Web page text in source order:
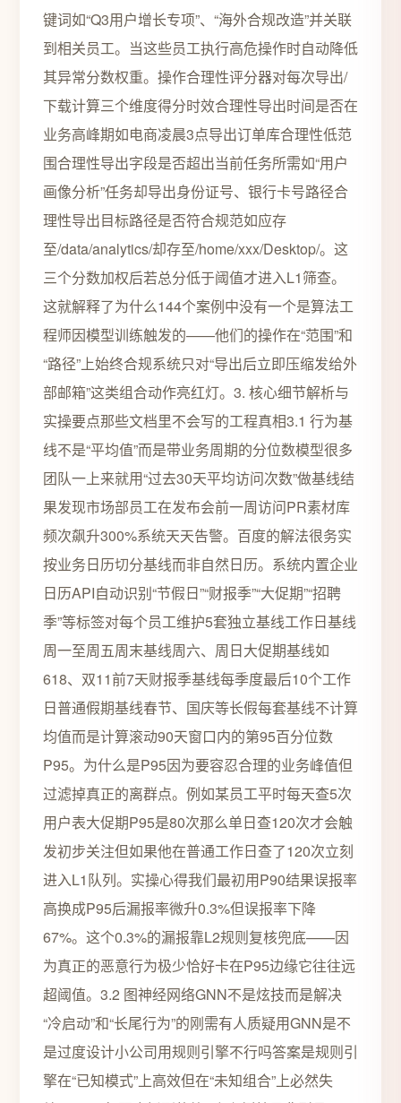
键词如“Q3用户增长专项”、“海外合规改造”并关联
到相关员工。当这些员工执行高危操作时自动降低
其异常分数权重。操作合理性评分器对每次导出/
下载计算三个维度得分时效合理性导出时间是否在
业务高峰期如电商凌晨3点导出订单库合理性低范
围合理性导出字段是否超出当前任务所需如“用户
画像分析”任务却导出身份证号、银行卡号路径合
理性导出目标路径是否符合规范如应存
至/data/analytics/却存至/home/xxx/Desktop/。这
三个分数加权后若总分低于阈值才进入L1筛查。
这就解释了为什么144个案例中没有一个是算法工
程师因模型训练触发的——他们的操作在“范围”和
“路径”上始终合规系统只对“导出后立即压缩发给外
部邮箱”这类组合动作亮红灯。3. 核心细节解析与
实操要点那些文档里不会写的工程真相3.1 行为基
线不是“平均值”而是带业务周期的分位数模型很多
团队一上来就用“过去30天平均访问次数”做基线结
果发现市场部员工在发布会前一周访问PR素材库
频次飙升300%系统天天告警。百度的解法很务实
按业务日历切分基线而非自然日历。系统内置企业
日历API自动识别“节假日”“财报季”“大促期”“招聘
季”等标签对每个员工维护5套独立基线工作日基线
周一至周五周末基线周六、周日大促期基线如
618、双11前7天财报季基线每季度最后10个工作
日普通假期基线春节、国庆等长假每套基线不计算
均值而是计算滚动90天窗口内的第95百分位数
P95。为什么是P95因为要容忍合理的业务峰值但
过滤掉真正的离群点。例如某员工平时每天查5次
用户表大促期P95是80次那么单日查120次才会触
发初步关注但如果他在普通工作日查了120次立刻
进入L1队列。实操心得我们最初用P90结果误报率
高换成P95后漏报率微升0.3%但误报率下降
67%。这个0.3%的漏报靠L2规则复核兜底——因
为真正的恶意行为极少恰好卡在P95边缘它往往远
超阈值。3.2 图神经网络GNN不是炫技而是解决
“冷启动”和“长尾行为”的刚需有人质疑用GNN是不
是过度设计小公司用规则引擎不行吗答案是规则引
擎在“已知模式”上高效但在“未知组合”上必然失